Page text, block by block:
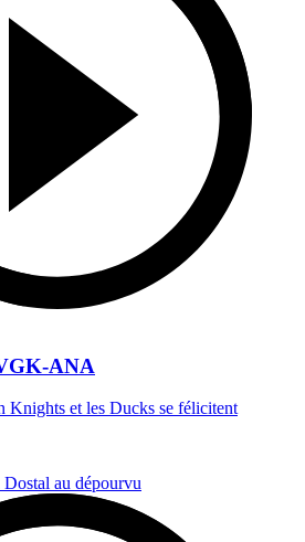
ANA
et les Ducks se félicitent